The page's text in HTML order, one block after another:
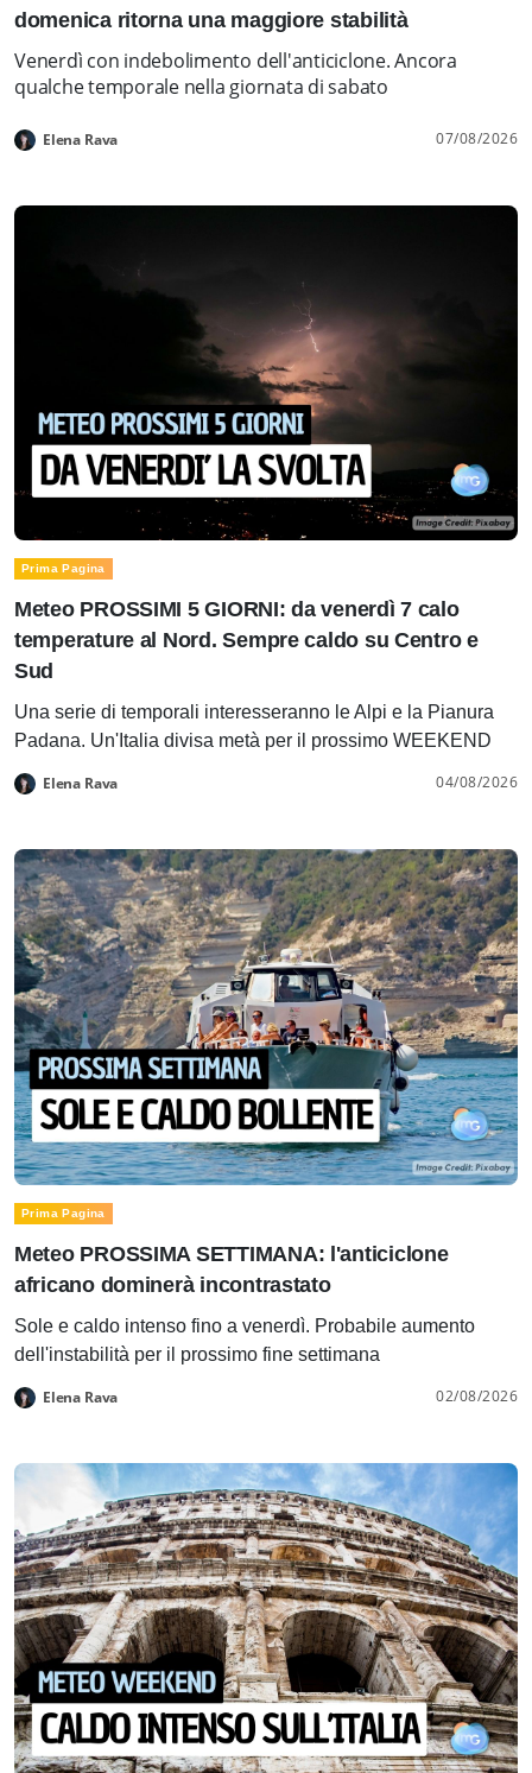
domenica ritorna una maggiore stabilità
Venerdì con indebolimento dell'anticiclone. Ancora
qualche temporale nella giornata di sabato
Elena Rava 07/08/2026
Prima Pagina
Meteo PROSSIMI 5 GIORNI: da venerdì 7 calo
temperature al Nord. Sempre caldo su Centro e
Sud
Una serie di temporali interesseranno le Alpi e la Pianura
Padana. Un'Italia divisa metà per il prossimo WEEKEND
Elena Rava 04/08/2026
Prima Pagina
Meteo PROSSIMA SETTIMANA: l'anticiclone
africano dominerà incontrastato
Sole e caldo intenso fino a venerdì. Probabile aumento
dell'instabilità per il prossimo fine settimana
Elena Rava 02/08/2026